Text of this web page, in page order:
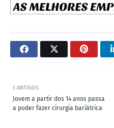
ANTIGOS
Jovem a partir dos 14 anos passa
a poder fazer cirurgia bariátrica